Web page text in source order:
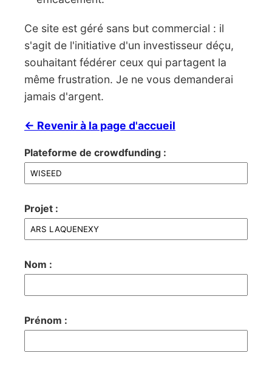
Ce site est géré sans but commercial : il
s'agit de l'initiative d'un investisseur déçu,
souhaitant fédérer ceux qui partagent la
même frustration. Je ne vous demanderai
jamais d'argent.
← Revenir à la page d'accueil
Plateforme de crowdfunding :
Projet :
Nom :
Prénom :